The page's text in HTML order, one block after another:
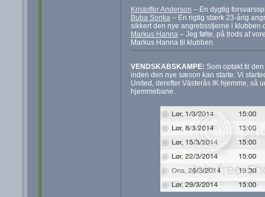
Kristoffer Anderson – En dygtig
Buba Sonka – En rigtig stærk 23-årig
sikkert den nye angrebsstjerne i
Markus Hanna – Jeg følte, på trods af
Markus Hanna til klubben.
VENDSKABSKAMPE: Som optakt til
inden den nye sæson kan starte. Vi
United, derefter Västerås IK hjemme, så
hjemmebane.